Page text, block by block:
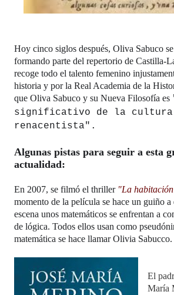
Hoy cinco siglos después, Oliva Sabuco
formando parte del repertorio de Castilla-
recoge todo el talento femenino
historia y por la Real Academia de la
que Oliva Sabuco y su Nueva Filosofía es
significativo de la cultura
renacentista".
Algunas pistas para seguir a esta
actualidad:
En 2007, se filmó el thriller "La
momento de la película se hace un guiño a
escena unos matemáticos se enfrentan a
de lógica. Todos ellos usan como
matemática se hace llamar Olivia Sabucco.
El
María